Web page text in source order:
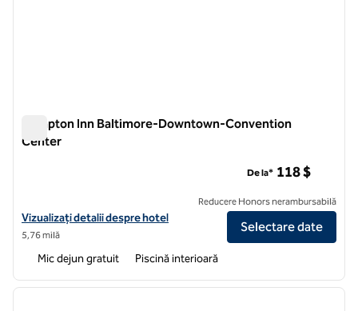
Hampton Inn Baltimore-Downtown-Convention
Center
Vizualizați detaliile hotelului Hampton Inn Baltimore-Downtown-
Vizualizați detalii despre hotel
5,76 milă
De la* 118 $
Reducere Honors nerambursabilă
Selectare date
Mic dejun gratuit Piscină interioară
1 din 12